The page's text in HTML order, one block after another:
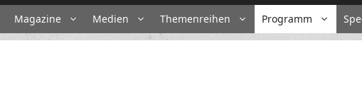
Magazine Medien Themenreihen Programm